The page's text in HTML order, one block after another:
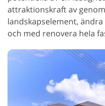
attraktionskraft av
landskapselement,
och med renovera hela